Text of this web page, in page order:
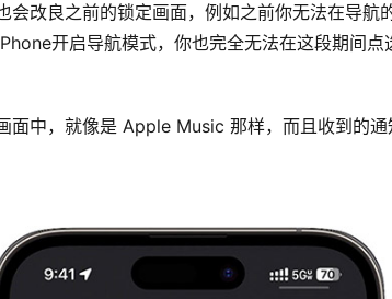
会改良之前的锁定画面，例如之前你无法在导航
开启导航模式，你也完全无法在这段期间点
面中，就像是 Apple Music 那样，而且收到的通